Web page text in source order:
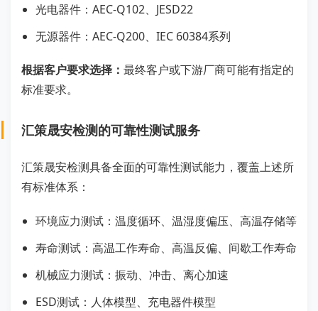
光电器件：AEC-Q102、JESD22
无源器件：AEC-Q200、IEC 60384系列
根据客户要求选择： 最终客户或下游厂商可能有指定的
标准要求。
汇策晟安检测的可靠性测试服务
汇策晟安检测具备全面的可靠性测试能力，覆盖上述所
有标准体系：
环境应力测试：温度循环、温湿度偏压、高温存储等
寿命测试：高温工作寿命、高温反偏、间歇工作寿命
机械应力测试：振动、冲击、离心加速
ESD测试：人体模型、充电器件模型